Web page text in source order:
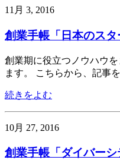
11月 3, 2016
創業手帳「日本のスタ
創業期に役立つノウハウ
ます。 こちらから、記事
続きをよむ
10月 27, 2016
創業手帳「ダイバーシ